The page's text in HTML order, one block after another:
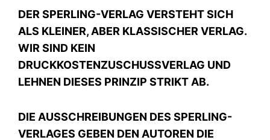
DER SPERLING-VERLAG VERSTEHT SICH
ALS KLEINER, ABER KLASSISCHER VERLAG.
WIR SIND KEIN
DRUCKKOSTENZUSCHUSSVERLAG UND
LEHNEN DIESES PRINZIP STRIKT AB.
DIE AUSSCHREIBUNGEN DES SPERLING-
VERLAGES GEBEN DEN AUTOREN DIE